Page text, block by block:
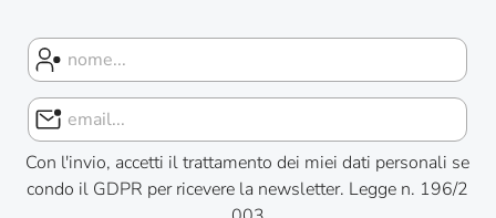
Con l'invio, accetti il trattamento dei miei dati personali se
condo il GDPR per ricevere la newsletter. Legge n. 196/2